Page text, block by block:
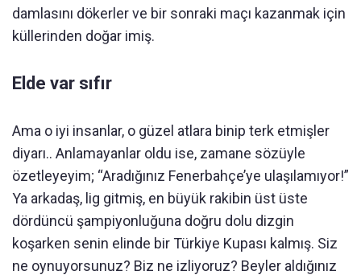
damlasını dökerler ve bir sonraki maçı kazanmak için
küllerinden doğar imiş.
Elde var sıfır
Ama o iyi insanlar, o güzel atlara binip terk etmişler
diyarı.. Anlamayanlar oldu ise, zamane sözüyle
özetleyeyim; “Aradığınız Fenerbahçe’ye ulaşılamıyor!”
Ya arkadaş, lig gitmiş, en büyük rakibin üst üste
dördüncü şampiyonluğuna doğru dolu dizgin
koşarken senin elinde bir Türkiye Kupası kalmış. Siz
ne oynuyorsunuz? Biz ne izliyoruz? Beyler aldığınız